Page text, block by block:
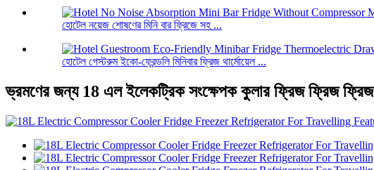
হোটেল নয়েজ শোষণের মিনি বার ফ্রিজে সহ ...
হোটেল গেস্টরুম ইকো-ফ্রেন্ডলি মিনিবার ফ্রিজ থার্মোয়েল ...
ভ্রমণের জন্য 18 এল ইলেকট্রিক সংক্ষেপক কুলার ফ্রিজ ফ্রিজ ফ্রিজ